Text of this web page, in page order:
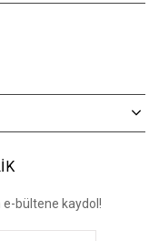
bültene kaydol!